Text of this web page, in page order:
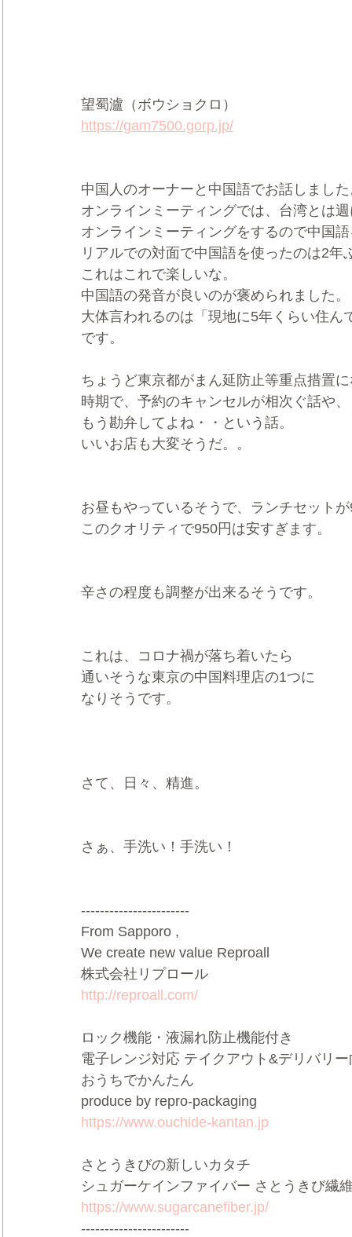
望蜀瀘（ボウショクロ）
https://gam7500.gorp.jp/
中国人のオーナーと中国語でお話しまし
オンラインミーティングでは、台湾とは
オンラインミーティングをするので中国
リアルでの対面で中国語を使ったのは2年
これはこれで楽しいな。
中国語の発音が良いのが褒められました。
大体言われるのは「現地に5年くらい住ん
です。
ちょうど東京都がまん延防止等重点措置
時期で、予約のキャンセルが相次ぐ話や、
もう勘弁してよね・・という話。
いいお店も大変そうだ。。
お昼もやっているそうで、ランチセット
このクオリティで950円は安すぎます。
辛さの程度も調整が出来るそうです。
これは、コロナ禍が落ち着いたら
通いそうな東京の中国料理店の1つに
なりそうです。
さて、日々、精進。
さぁ、手洗い！手洗い！
-----------------------
From Sapporo ,
We create new value Reproall
株式会社リプロール
http://reproall.com/
ロック機能・液漏れ防止機能付き
電子レンジ対応 テイクアウト&デリバリ
おうちでかんたん
produce by repro-packaging
https://www.ouchide-kantan.jp
さとうきびの新しいカタチ
シュガーケインファイバー さとうきび繊
https://www.sugarcanefiber.jp/
-----------------------